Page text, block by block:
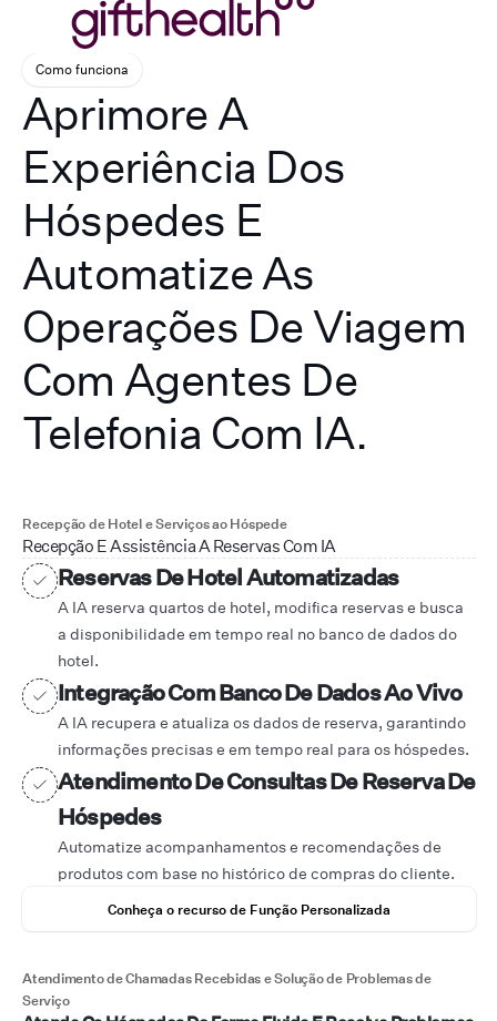
Como funciona
Aprimore A
Experiência Dos
Hóspedes E
Automatize As
Operações De Viagem
Com Agentes De
Telefonia Com IA.
Recepção de Hotel e Serviços ao Hóspede
Recepção E Assistência A Reservas Com IA
Reservas De Hotel Automatizadas
A IA reserva quartos de hotel, modifica reservas e busca
a disponibilidade em tempo real no banco de dados do
hotel.
Integração Com Banco De Dados Ao Vivo
A IA recupera e atualiza os dados de reserva, garantindo
informações precisas e em tempo real para os hóspedes.
Atendimento De Consultas De Reserva De
Hóspedes
Automatize acompanhamentos e recomendações de
produtos com base no histórico de compras do cliente.
Conheça o recurso de Função Personalizada
Atendimento de Chamadas Recebidas e Solução de Problemas de
Serviço